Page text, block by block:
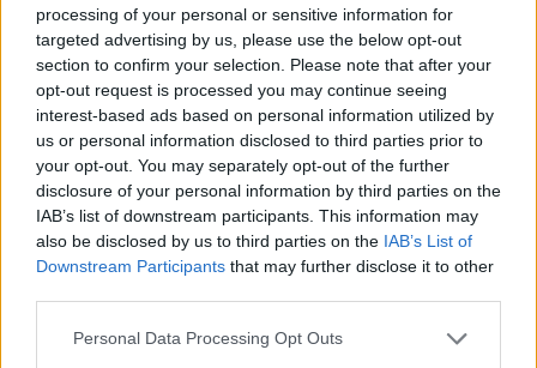
processing of your personal or sensitive information for
targeted advertising by us, please use the below opt-out
section to confirm your selection. Please note that after your
opt-out request is processed you may continue seeing
interest-based ads based on personal information utilized by
us or personal information disclosed to third parties prior to
your opt-out. You may separately opt-out of the further
disclosure of your personal information by third parties on the
IAB’s list of downstream participants. This information may
also be disclosed by us to third parties on the IAB’s List of
Downstream Participants that may further disclose it to other
Personal Data Processing Opt Outs
Bonus Malus
Presenze a
voto
Quotazioni